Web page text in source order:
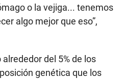
o la vejiga... tenemos
algo mejor que eso”,
del 5% de los
genética que los